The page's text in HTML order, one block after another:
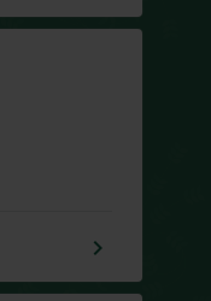
keyboard_arrow_right